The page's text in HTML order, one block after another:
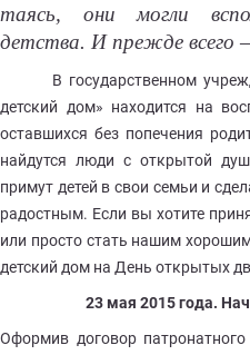
таясь, они могли
детства. И прежде всего
В государственном
детский дом» находится на
оставшихся без попечения
найдутся люди с открытой
примут детей в свои семьи и
радостным. Если вы хотите
или просто стать нашим
детский дом на День открытых
23 мая 2015 года.
Оформив договор